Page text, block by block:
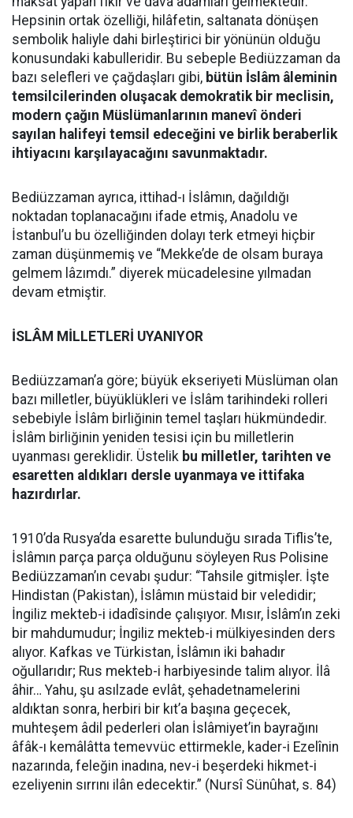
Hepsinin ortak özelliği, hilâfetin, saltanata dönüşen
sembolik haliyle dahi birleştirici bir yönünün olduğu
konusundaki kabulleridir. Bu sebeple Bediüzzaman da
bazı selefleri ve çağdaşları gibi, bütün İslâm âleminin
temsilcilerinden oluşacak demokratik bir meclisin,
modern çağın Müslümanlarının manevî önderi
sayılan halifeyi temsil edeceğini ve birlik beraberlik
ihtiyacını karşılayacağını savunmaktadır.
Bediüzzaman ayrıca, ittihad-ı İslâmın, dağıldığı
noktadan toplanacağını ifade etmiş, Anadolu ve
İstanbul’u bu özelliğinden dolayı terk etmeyi hiçbir
zaman düşünmemiş ve “Mekke’de de olsam buraya
gelmem lâzımdı.” diyerek mücadelesine yılmadan
devam etmiştir.
İSLÂM MİLLETLERİ UYANIYOR
Bediüzzaman’a göre; büyük ekseriyeti Müslüman olan
bazı milletler, büyüklükleri ve İslâm tarihindeki rolleri
sebebiyle İslâm birliğinin temel taşları hükmündedir.
İslâm birliğinin yeniden tesisi için bu milletlerin
uyanması gereklidir. Üstelik bu milletler, tarihten ve
esaretten aldıkları dersle uyanmaya ve ittifaka
hazırdırlar.
1910’da Rusya’da esarette bulunduğu sırada Tiflis’te,
İslâmın parça parça olduğunu söyleyen Rus Polisine
Bediüzzaman’ın cevabı şudur: “Tahsile gitmişler. İşte
Hindistan (Pakistan), İslâmın müstaid bir veledidir;
İngiliz mekteb-i idadîsinde çalışıyor. Mısır, İslâm’ın zeki
bir mahdumudur; İngiliz mekteb-i mülkiyesinden ders
alıyor. Kafkas ve Türkistan, İslâmın iki bahadır
oğullarıdır; Rus mekteb-i harbiyesinde talim alıyor. İlâ
âhir… Yahu, şu asılzade evlât, şehadetnamelerini
aldıktan sonra, herbiri bir kıt’a başına geçecek,
muhteşem âdil pederleri olan İslâmiyet’in bayrağını
âfâk-ı kemâlâtta temevvüc ettirmekle, kader-i Ezelînin
nazarında, feleğin inadına, nev-i beşerdeki hikmet-i
ezeliyenin sırrını ilân edecektir.” (Nursî Sünûhat, s. 84)